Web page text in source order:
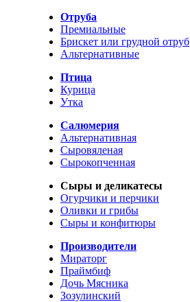
Отруба
Премиальные
Брискет или грудной отруб
Альтернативные
Птица
Курица
Утка
Салюмерия
Альтернативная
Сыровяленая
Сырокопченная
Сыры и деликатесы
Огурчики и перчики
Оливки и грибы
Сыры и конфитюры
Производители
Мираторг
Праймбиф
Дочь Мясника
Зозулинский